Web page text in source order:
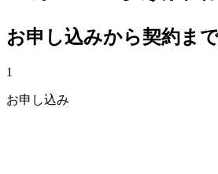
お申し込みから契約ま
1
お申し込み